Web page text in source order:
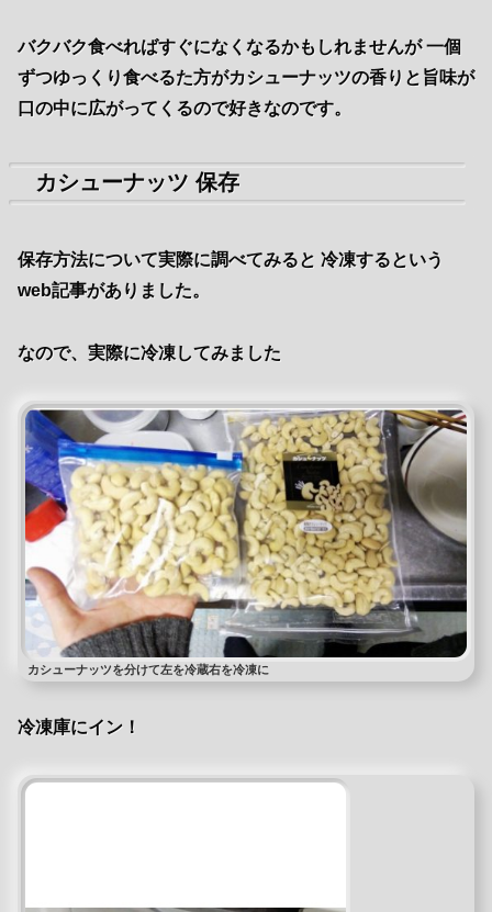
バクバク食べればすぐになくなるかもしれませんが 一個
ずつゆっくり食べるた方がカシューナッツの香りと旨味が
口の中に広がってくるので好きなのです。
カシューナッツ 保存
保存方法について実際に調べてみると 冷凍するという
web記事がありました。
なので、実際に冷凍してみました
カシューナッツを分けて左を冷蔵右を冷凍に
冷凍庫にイン！